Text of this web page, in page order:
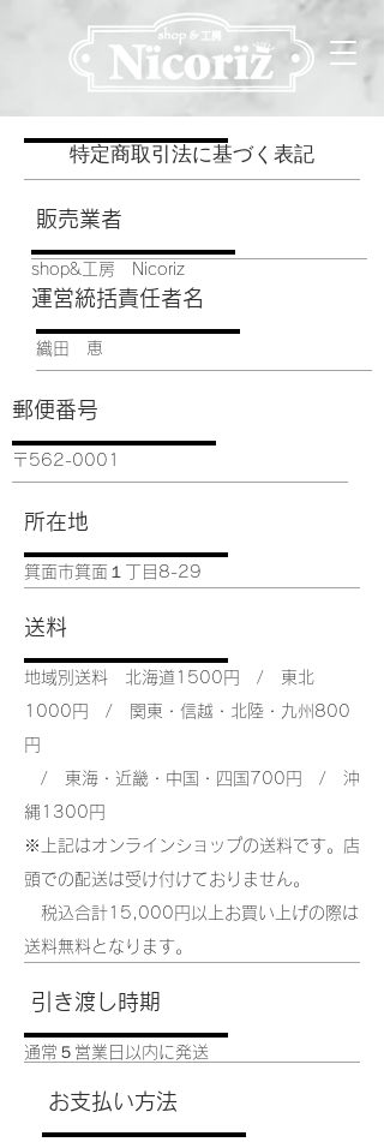
特定商取引法に基づく表記
販売業者
shop&工房 Nicoriz
運営統括責任者名
織田 恵
郵便番号
〒562-0001
所在地
​箕面市箕面１丁目8-29
​送料
地域別送料 北海道1500円 / 東北
1000円 / 関東・信越・ 北陸・九州800
円
/ 東海・近畿・中国・四国700円 / 沖
縄1300円
​※上記はオンラインショップの送料です。店
頭での配送は受け付けておりません。
税込合計15,000円以上お買い上げの際は
送料無料となります。
引き渡し時期
​通常５営業日以内に発送
お支払い方法